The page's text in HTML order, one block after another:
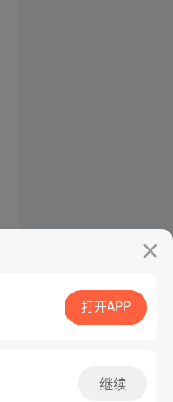
打开APP
继续